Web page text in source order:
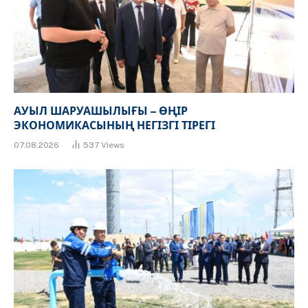
АУЫЛ ШАРУАШЫЛЫҒЫ – ӨҢІР
ЭКОНОМИКАСЫНЫҢ НЕГІЗГІ ТІРЕГІ
07.08.2026 537 Views